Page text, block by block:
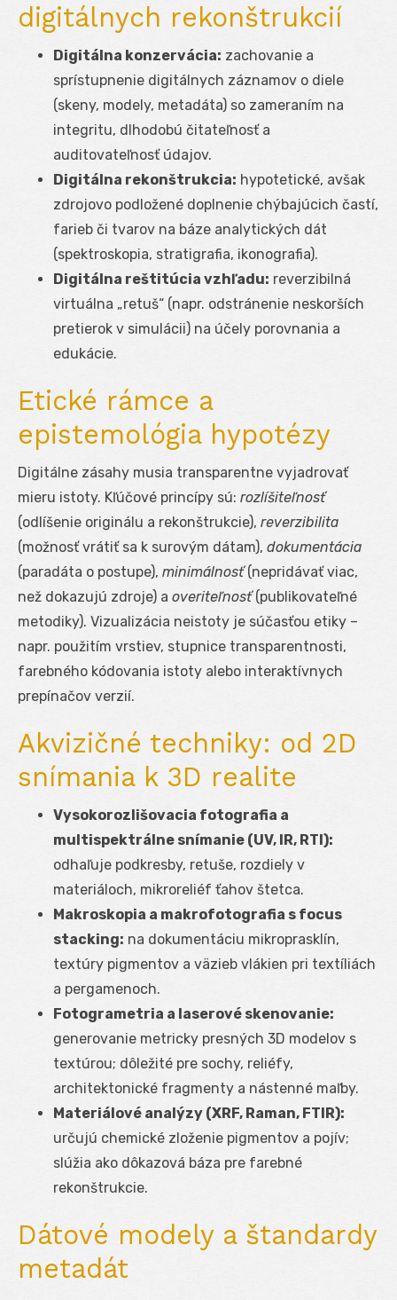
digitálnych rekonštrukcií
Digitálna konzervácia: zachovanie a
sprístupnenie digitálnych záznamov o diele
(skeny, modely, metadáta) so zameraním na
integritu, dlhodobú čitateľnosť a
auditovateľnosť údajov.
Digitálna rekonštrukcia: hypotetické, avšak
zdrojovo podložené doplnenie chýbajúcich častí,
farieb či tvarov na báze analytických dát
(spektroskopia, stratigrafia, ikonografia).
Digitálna reštitúcia vzhľadu: reverzibilná
virtuálna „retuš“ (napr. odstránenie neskorších
pretierok v simulácii) na účely porovnania a
edukácie.
Etické rámce a
epistemológia hypotézy
Digitálne zásahy musia transparentne vyjadrovať
mieru istoty. Kľúčové princípy sú: rozlíšiteľnosť
(odlíšenie originálu a rekonštrukcie), reverzibilita
(možnosť vrátiť sa k surovým dátam), dokumentácia
(paradáta o postupe), minimálnosť(nepridávať viac,
než dokazujú zdroje) a overiteľnosť(publikovateľné
metodiky). Vizualizácia neistoty je súčasťou etiky –
napr. použitím vrstiev, stupnice transparentnosti,
farebného kódovania istoty alebo interaktívnych
prepínačov verzií.
Akvizičné techniky: od 2D
snímania k 3D realite
Vysokorozlišovacia fotografia a
multispektrálne snímanie (UV, IR, RTI):
odhaľuje podkresby, retuše, rozdiely v
materiáloch, mikroreliéf ťahov štetca.
Makroskopia a makrofotografia s focus
stacking: na dokumentáciu mikroprasklín,
textúry pigmentov a väzieb vlákien pri textíliách
a pergamenoch.
Fotogrametria a laserové skenovanie:
generovanie metricky presných 3D modelov s
textúrou; dôležité pre sochy, reliéfy,
architektonické fragmenty a nástenné maľby.
Materiálové analýzy (XRF, Raman, FTIR):
určujú chemické zloženie pigmentov a pojív;
slúžia ako dôkazová báza pre farebné
rekonštrukcie.
Dátové modely a štandardy
metadát